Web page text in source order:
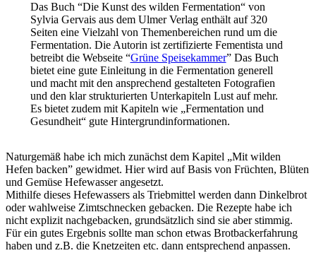
Das Buch “Die Kunst des wilden Fermentation“ von
Sylvia Gervais aus dem Ulmer Verlag enthält auf 320
Seiten eine Vielzahl von Themenbereichen rund um die
Fermentation. Die Autorin ist zertifizierte Fementista und
betreibt die Webseite “Grüne Speisekammer” Das Buch
bietet eine gute Einleitung in die Fermentation generell
und macht mit den ansprechend gestalteten Fotografien
und den klar strukturierten Unterkapiteln Lust auf mehr.
Es bietet zudem mit Kapiteln wie „Fermentation und
Gesundheit“ gute Hintergrundinformationen.
Naturgemäß habe ich mich zunächst dem Kapitel „Mit wilden
Hefen backen” gewidmet. Hier wird auf Basis von Früchten, Blüten
und Gemüse Hefewasser angesetzt.
Mithilfe dieses Hefewassers als Triebmittel werden dann Dinkelbrot
oder wahlweise Zimtschnecken gebacken. Die Rezepte habe ich
nicht explizit nachgebacken, grundsätzlich sind sie aber stimmig.
Für ein gutes Ergebnis sollte man schon etwas Brotbackerfahrung
haben und z.B. die Knetzeiten etc. dann entsprechend anpassen.